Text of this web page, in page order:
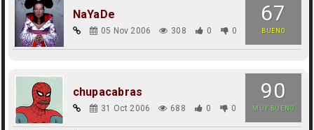
67
BUENO
NaYaDe
05 Nov 2006 308 0 0
90
MUY BUENO
chupacabras
31 Oct 2006 688 0 0